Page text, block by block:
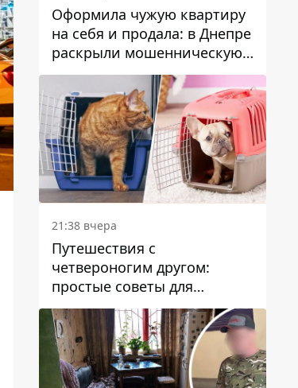
Оформила чужую квартиру
на себя и продала: в Днепре
раскрыли мошенническую
схему с недвижимостью
21:38 вчера
Путешествия с
четвероногим другом:
простые советы для
поездок с животными